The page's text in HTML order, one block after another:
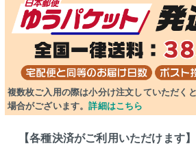
複数枚ご入用の際は小分け注文していただく
場合がございます。詳細はこちら
【各種決済がご利用いただけます】